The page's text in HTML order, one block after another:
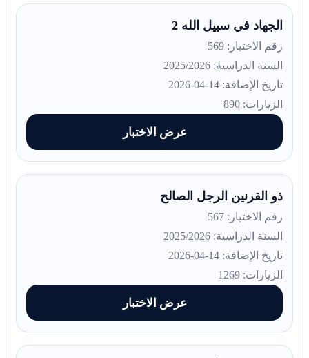
الجهاد في سبيل الله 2
رقم الاختبار: 569
السنة الدراسية: 2025/2026
تاريخ الإضافة: 14-04-2026
الزيارات: 890
عرض الاختبار
ذو القرنين الرجل الصالح
رقم الاختبار: 567
السنة الدراسية: 2025/2026
تاريخ الإضافة: 14-04-2026
الزيارات: 1269
عرض الاختبار